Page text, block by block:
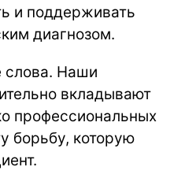
и поддерживать
диагнозом.
слова. Наши
вкладывают
профессиональных
борьбу, которую